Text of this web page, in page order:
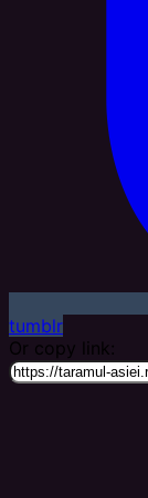
tumblr
Or copy link: